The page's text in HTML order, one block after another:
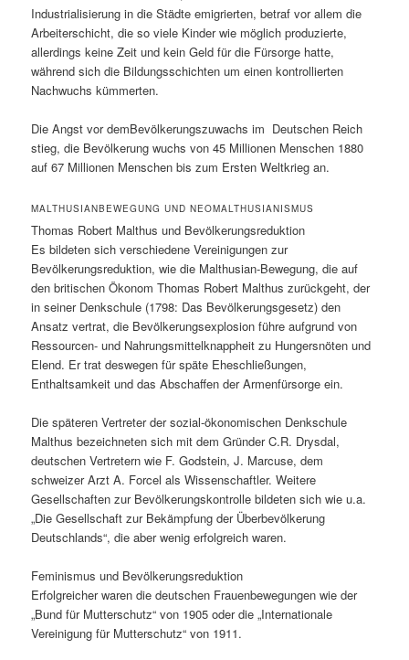
Industrialisierung in die Städte emigrierten, betraf vor allem die
Arbeiterschicht, die so viele Kinder wie möglich produzierte,
allerdings keine Zeit und kein Geld für die Fürsorge hatte,
während sich die Bildungsschichten um einen kontrollierten
Nachwuchs kümmerten.
Die Angst vor demBevölkerungszuwachs im Deutschen Reich
stieg, die Bevölkerung wuchs von 45 Millionen Menschen 1880
auf 67 Millionen Menschen bis zum Ersten Weltkrieg an.
MALTHUSIANBEWEGUNG UND NEOMALTHUSIANISMUS
Thomas Robert Malthus und Bevölkerungsreduktion
Es bildeten sich verschiedene Vereinigungen zur
Bevölkerungsreduktion, wie die Malthusian-Bewegung, die auf
den britischen Ökonom Thomas Robert Malthus zurückgeht, der
in seiner Denkschule (1798: Das Bevölkerungsgesetz) den
Ansatz vertrat, die Bevölkerungsexplosion führe aufgrund von
Ressourcen- und Nahrungsmittelknappheit zu Hungersnöten und
Elend. Er trat deswegen für späte Eheschließungen,
Enthaltsamkeit und das Abschaffen der Armenfürsorge ein.
Die späteren Vertreter der sozial-ökonomischen Denkschule
Malthus bezeichneten sich mit dem Gründer C.R. Drysdal,
deutschen Vertretern wie F. Godstein, J. Marcuse, dem
schweizer Arzt A. Forcel als Wissenschaftler. Weitere
Gesellschaften zur Bevölkerungskontrolle bildeten sich wie u.a.
„Die Gesellschaft zur Bekämpfung der Überbevölkerung
Deutschlands“, die aber wenig erfolgreich waren.
Feminismus und Bevölkerungsreduktion
Erfolgreicher waren die deutschen Frauenbewegungen wie der
„Bund für Mutterschutz“ von 1905 oder die „Internationale
Vereinigung für Mutterschutz“ von 1911.